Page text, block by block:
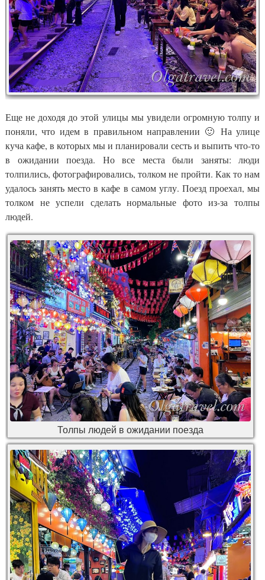
Еще не доходя до этой улицы мы увидели огромную толпу и
поняли, что идем в правильном направлении 🙂 На улице
куча кафе, в которых мы и планировали сесть и выпить что-то
в ожидании поезда. Но все места были заняты: люди
толпились, фотографировались, толком не пройти. Как то нам
удалось занять место в кафе в самом углу. Поезд проехал, мы
толком не успели сделать нормальные фото из-за толпы
людей.
Толпы людей в ожидании поезда